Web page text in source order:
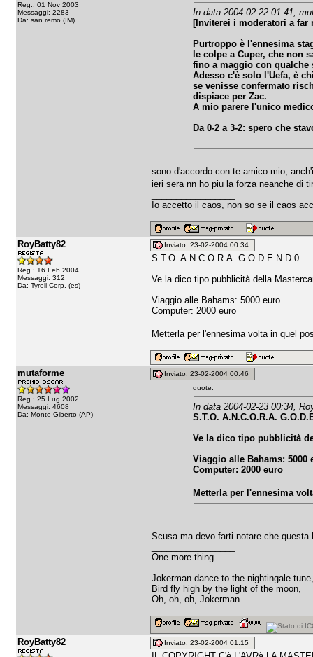
Reg.: 01 Nov 2003
Messaggi: 2283
Da: san remo (IM)
In data 2004-02-22 01:41,
[Inviterei i moderatori a far
Purtroppo è l'ennesima
le colpe a Cuper, che non
fino a maggio con qualche
Adesso c'è solo l'Uefa, è
se venisse confermato
dispiace per Zac.
A mio parere l'unico
Da 0-2 a 3-2: spero che
sono d'accordo con te amico mio,
ieri sera nn ho piu la forza neanche di
Io accetto il caos, non so se il caos
RoyBatty82
Reg.: 16 Feb 2004
Messaggi: 312
Da: Tyrell Corp. (es)
Inviato: 23-02-2004 00:34
S.T.O. A.N.C.O.R.A. G.O.D.E.N.D.0
Ve la dico tipo pubblicità della
Viaggio alle Bahams: 5000 euro
Computer: 2000 euro
Metterla per l'ennesima volta in quel
mutaforme
Reg.: 25 Lug 2002
Messaggi: 4608
Da: Monte Giberto (AP)
Inviato: 23-02-2004 00:46
quote:
In data 2004-02-23 00:34,
S.T.O. A.N.C.O.R.A.
Ve la dico tipo pubblicità
Viaggio alle Bahams: 5000
Computer: 2000 euro
Metterla per l'ennesima
Scusa ma devo farti notare che
One more thing...
Jokerman dance to the nightingale tune,
Bird fly high by the light of the moon,
Oh, oh, oh, Jokerman.
RoyBatty82 Inviato: 23-02-2004 01:15